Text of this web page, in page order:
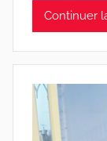
Continuer